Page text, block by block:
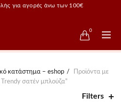
για αγορές άνω των 100€
0
κατάστημα – eshop
Προϊόντα με
Trendy σατέν μπλούζα”
Filters